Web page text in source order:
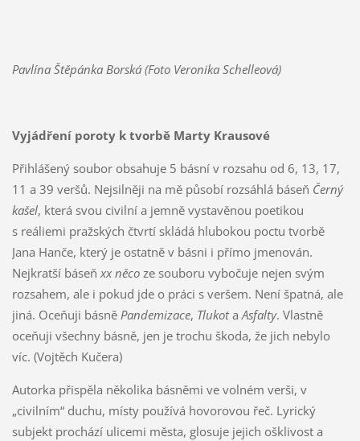
Pavlína Štěpánka Borská (Foto Veronika Schelleová)
Vyjádření poroty k tvorbě Marty Krausové
Přihlášený soubor obsahuje 5 básní v rozsahu od 6, 13, 17,
11 a 39 veršů. Nejsilněji na mě působí rozsáhlá báseň Černý
kašel, která svou civilní a jemně vystavěnou poetikou
s reáliemi pražských čtvrtí skládá hlubokou poctu tvorbě
Jana Hanče, který je ostatně v básni i přímo jmenován.
Nejkratší báseňxx něcoze souboru vybočuje nejen svým
rozsahem, ale i pokud jde o práci s veršem. Není špatná, ale
jiná. Oceňuji básně Pandemizace, TlukotaAsfalty. Vlastně
oceňuji všechny básně, jen je trochu škoda, že jich nebylo
víc. (Vojtěch Kučera)
Autorka přispěla několika básněmi ve volném verši, v
„civilním“ duchu, místy používá hovorovou řeč. Lyrický
subjekt prochází ulicemi města, glosuje jejich ošklivost a